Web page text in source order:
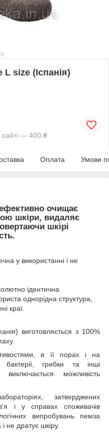
size (Іспанія)
сайті — 400 ₴
Оплата Умови
очищає
шкіри, видаляє
шкірі
у використанні і не
ідентична
однорідна структура,
краї.
виготовляється з 100%
в її порах і на
грибки та інші
можливість
затверджених
і у справах споживачів
випробувань пемза
не дратує шкіру.